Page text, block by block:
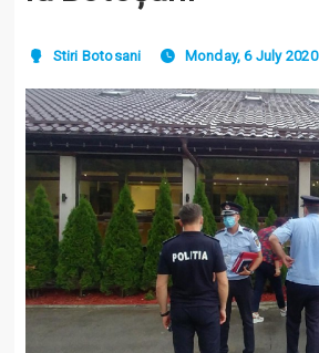
Stiri Botosani Monday, 6 July 2020